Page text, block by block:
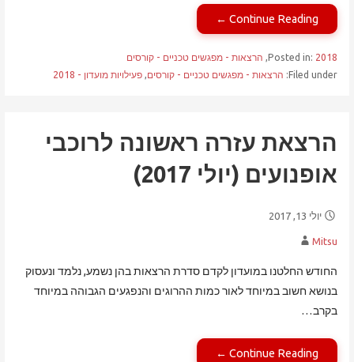
Continue Reading ←
Posted in: 2018
, הרצאות - מפגשים טכניים - קורסים
Filed under:
הרצאות - מפגשים טכניים - קורסים, פעילויות מועדון - 2018
הרצאת עזרה ראשונה לרוכבי
אופנועים (יולי 2017)
יולי 13, 2017
Mitsu
החודש החלטנו במועדון לקדם סדרת הרצאות בהן נשמע, נלמד ונעסוק
בנושא חשוב במיוחד לאור כמות ההרוגים והנפגעים הגבוהה במיוחד
בקרב…
Continue Reading ←